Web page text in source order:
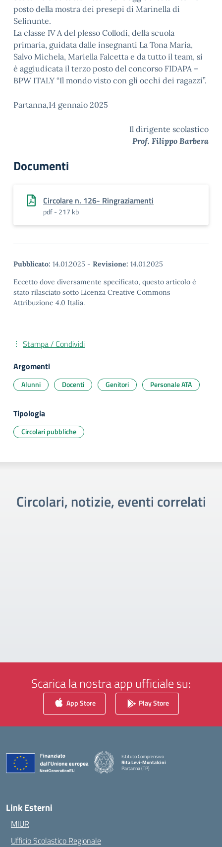
posto della mostra dei presepi di Marinella di
Selinunte.
La classe IV A del plesso Collodi, della scuola
primaria, guidata dalle insegnanti La Tona Maria,
Salvo Michela, Mariella Falcetta e da tutto il team, si
è aggiudicata il terzo posto del concorso FIDAPA –
BPW ITALY “Il mondo visto con gli occhi dei ragazzi”.
Partanna,14 gennaio 2025
Il dirigente scolastico
Prof. Filippo Barbera
Documenti
Circolare n. 126- Ringraziamenti
pdf - 217 kb
Pubblicato: 14.01.2025 - Revisione: 14.01.2025
Eccetto dove diversamente specificato, questo articolo è
stato rilasciato sotto Licenza Creative Commons
Attribuzione 4.0 Italia.
Stampa / Condividi
Argomenti
Alunni Docenti Genitori Personale ATA
Tipologia
Circolari pubbliche
Circolari, notizie, eventi correlati
Scarica la nostra app ufficiale su:
App Store Play Store
Istituto Comprensivo
Rita Levi-Montalcini
Partanna (TP)
Link Esterni
MIUR
Ufficio Scolastico Regionale